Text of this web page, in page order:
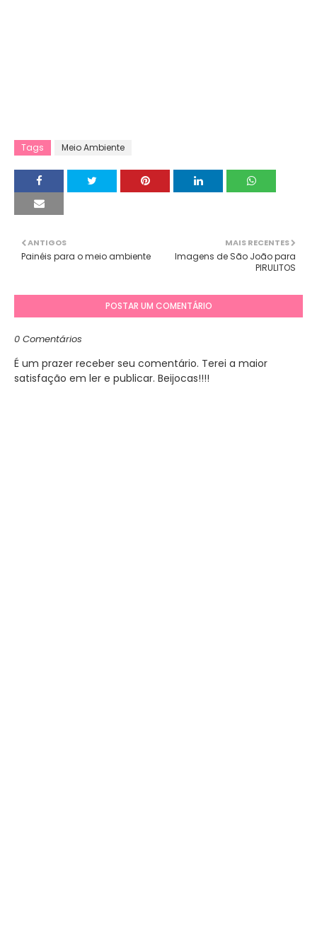
Tags Meio Ambiente
MAIS RECENTES
Imagens de São João para
PIRULITOS
ANTIGOS
Painéis para o meio ambiente
POSTAR UM COMENTÁRIO
0 Comentários
É um prazer receber seu comentário. Terei a maior
satisfação em ler e publicar. Beijocas!!!!